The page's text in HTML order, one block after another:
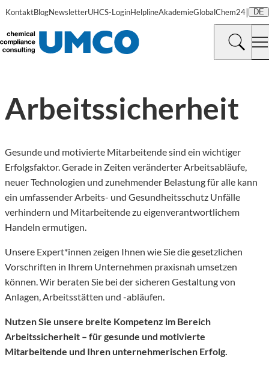
KontaktBlogNewsletterUHCS-LoginHelplineAkademieGlobalChem24| DE
Arbeitssicherheit
Gesunde und motivierte Mitarbeitende sind ein wichtiger
Erfolgsfaktor. Gerade in Zeiten veränderter Arbeitsabläufe,
neuer Technologien und zunehmender Belastung für alle kann
ein umfassender Arbeits- und Gesundheitsschutz Unfälle
verhindern und Mitarbeitende zu eigenverantwortlichem
Handeln ermutigen.
Unsere Expert*innen zeigen Ihnen wie Sie die gesetzlichen
Vorschriften in Ihrem Unternehmen praxisnah umsetzen
können. Wir beraten Sie bei der sicheren Gestaltung von
Anlagen, Arbeitsstätten und -abläufen.
Nutzen Sie unsere breite Kompetenz im Bereich
Arbeitssicherheit – für gesunde und motivierte
Mitarbeitende und Ihren unternehmerischen Erfolg.
Aintschie | Pixabay